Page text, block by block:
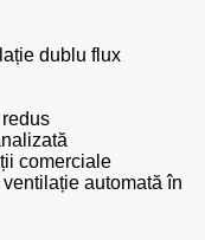
dublu flux
comerciale
automată în